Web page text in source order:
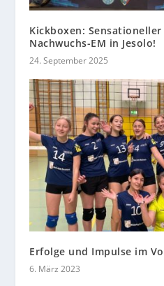
Kickboxen:
Nachwuchs-EM in Jesolo!
24. September 2025
Erfolge und Impulse im
6. März 2023